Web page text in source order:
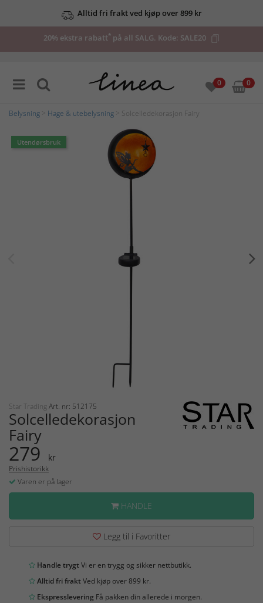
Alltid fri frakt ved kjøp over 899 kr
20% ekstra rabatt* på all SALG. Kode: SALE20
0 0
Belysning Hage & utebelysning > Solcelledekorasjon Fairy
Utendørsbruk
Star Trading Art. nr: 512175
Solcelledekorasjon
Fairy
279 kr
Prishistorikk
Varen er på lager
HANDLE
Legg til i Favoritter
Handle trygtVi er en trygg og sikker nettbutikk.
Alltid fri fraktVed kjøp over 899 kr.
Ekspresslevering Få pakken din allerede i morgen.